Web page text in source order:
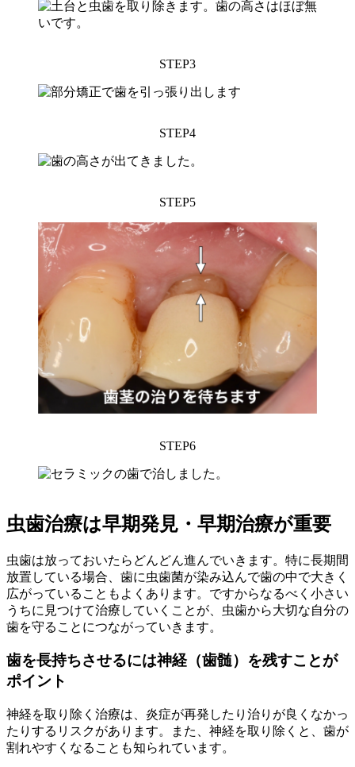
STEP3
STEP4
STEP5
STEP6
虫歯治療は早期発見・早期治療が重要
虫歯は放っておいたらどんどん進んでいきます。特に長期間
放置している場合、歯に虫歯菌が染み込んで歯の中で大きく
広がっていることもよくあります。ですからなるべく小さい
うちに見つけて治療していくことが、虫歯から大切な自分の
歯を守ることにつながっていきます。
歯を長持ちさせるには神経（歯髄）を残すことが
ポイント
神経を取り除く治療は、炎症が再発したり治りが良くなかっ
たりするリスクがあります。また、神経を取り除くと、歯が
割れやすくなることも知られています。